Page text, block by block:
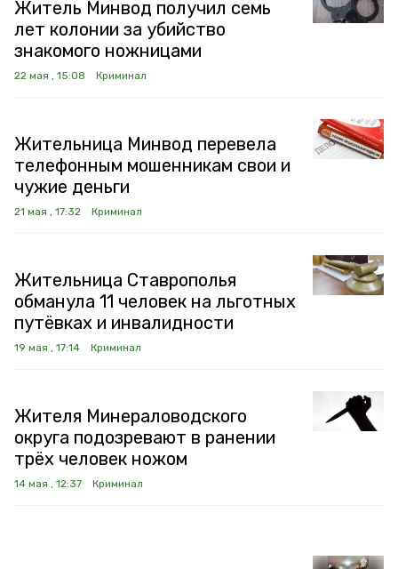
Житель Минвод получил семь
лет колонии за убийство
знакомого ножницами
22 мая , 15:08 Криминал
Жительница Минвод перевела
телефонным мошенникам свои и
чужие деньги
21 мая , 17:32 Криминал
Жительница Ставрополья
обманула 11 человек на льготных
путёвках и инвалидности
19 мая , 17:14 Криминал
Жителя Минераловодского
округа подозревают в ранении
трёх человек ножом
14 мая , 12:37 Криминал